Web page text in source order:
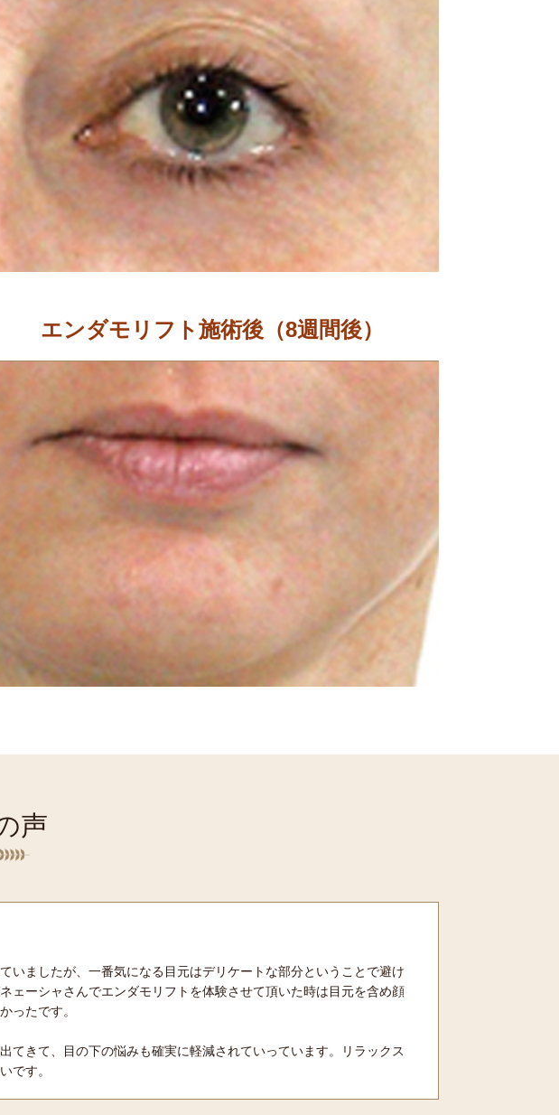
エンダモリフト施術後（8週間後）
声
いましたが、一番気になる目元はデリケートな部分ということで避け
ェーシャさんでエンダモリフトを体験させて頂いた時は目元を含め顔
ったです。
てきて、目の下の悩みも確実に軽減されていっています。リラックス
です。